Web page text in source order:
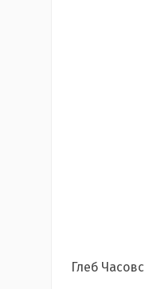
Глеб